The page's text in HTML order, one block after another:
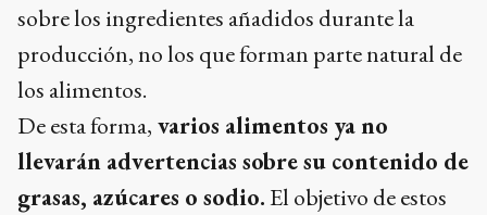
sobre los ingredientes añadidos durante la
producción, no los que forman parte natural de
los alimentos.
De esta forma, varios alimentos ya no
llevarán advertencias sobre su contenido de
grasas, azúcares o sodio.El objetivo de estos